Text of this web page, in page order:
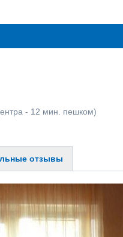
- 12 мин. пешком)
отзывы